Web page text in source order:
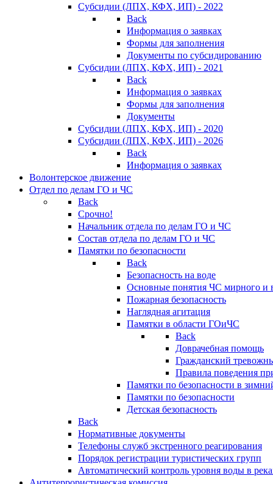
Субсидии (ЛПХ, КФХ, ИП) - 2022
Back
Информация о заявках
Формы для заполнения
Документы по субсидированию
Субсидии (ЛПХ, КФХ, ИП) - 2021
Back
Информация о заявках
Формы для заполнения
Документы
Субсидии (ЛПХ, КФХ, ИП) - 2020
Субсидии (ЛПХ, КФХ, ИП) - 2026
Back
Информация о заявках
Волонтерское движение
Отдел по делам ГО и ЧС
Back
Срочно!
Начальник отдела по делам ГО и ЧС
Состав отдела по делам ГО и ЧС
Памятки по безопасности
Back
Безопасность на воде
Основные понятия ЧС мирного и
Пожарная безопасность
Наглядная агитация
Памятки в области ГОиЧС
Back
Доврачебная помощь
Гражданский
Правила поведения
Памятки по безопасности в
Памятки по безопасности
Детская безопасность
Back
Нормативные документы
Телефоны служб экстренного реагирования
Порядок регистрации туристических групп
Автоматический контроль уровня воды в